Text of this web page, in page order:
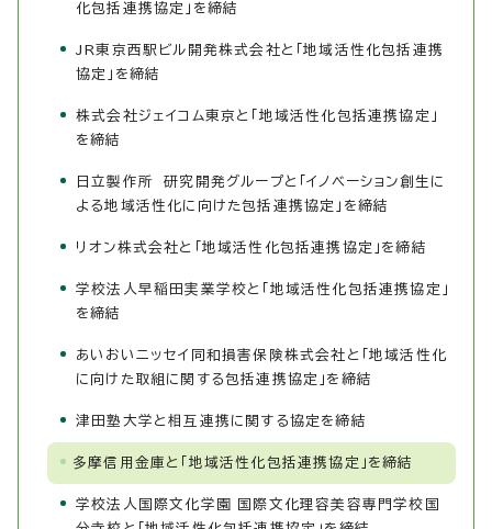
化包括連携協定」を締結
JR東京西駅ビル開発株式会社と「地域活性化包括連携
協定」を締結
株式会社ジェイコム東京と「地域活性化包括連携協定」
を締結
日立製作所 研究開発グループと「イノベーション創生に
よる地域活性化に向けた包括連携協定」を締結
リオン株式会社と「地域活性化包括連携協定」を締結
学校法人早稲田実業学校と「地域活性化包括連携協定」
を締結
あいおいニッセイ同和損害保険株式会社と「地域活性化
に向けた取組に関する包括連携協定」を締結
津田塾大学と相互連携に関する協定を締結
多摩信用金庫と「地域活性化包括連携協定」を締結
学校法人国際文化学園 国際文化理容美容専門学校国